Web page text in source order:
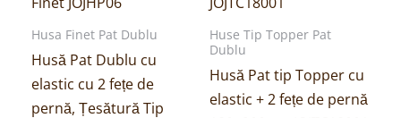
Husa Finet Pat Dublu
Husă Pat Dublu cu
elastic cu 2 fețe de
pernă, Țesătură Tip
Huse Tip Topper Pat
Dublu
Husă Pat tip Topper cu
elastic + 2 fețe de pernă